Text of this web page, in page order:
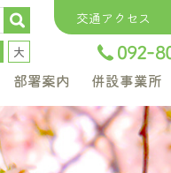
大
交通アクセス
部署案内 併設事業所